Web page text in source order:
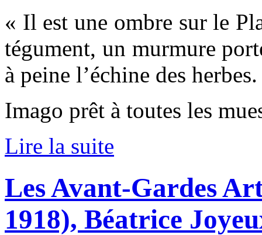
« Il est une ombre sur le
tégument, un murmure
à peine l’échine des herbes.
Imago prêt à toutes les
Lire la suite
Les Avant-Gardes
1918), Béatrice